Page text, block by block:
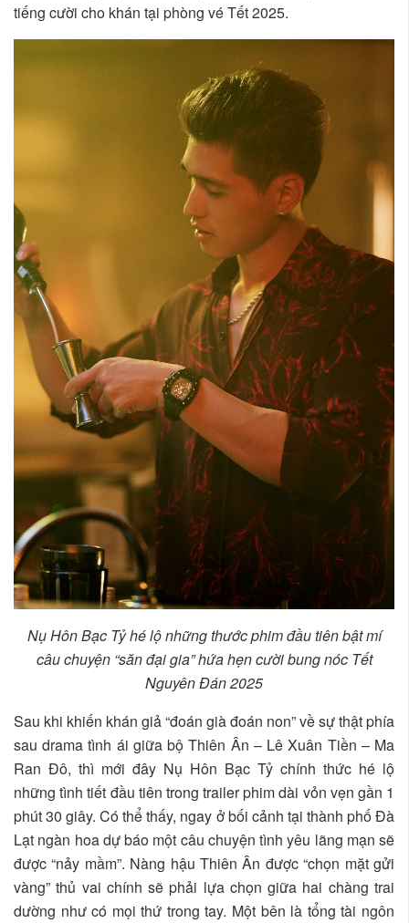
tiếng cười cho khán tại phòng vé Tết 2025.
Nụ Hôn Bạc Tỷ hé lộ những thước phim đầu tiên bật mí
câu chuyện “săn đại gia” hứa hẹn cười bung nóc Tết
Nguyên Đán 2025
Sau khi khiến khán giả “đoán già đoán non” về sự thật phía
sau drama tình ái giữa bộ Thiên Ân – Lê Xuân Tiền – Ma
Ran Đô, thì mới đây Nụ Hôn Bạc Tỷ chính thức hé lộ
những tình tiết đầu tiên trong trailer phim dài vỏn vẹn gần 1
phút 30 giây. Có thể thấy, ngay ở bối cảnh tại thành phố Đà
Lạt ngàn hoa dự báo một câu chuyện tình yêu lãng mạn sẽ
được “nảy mầm”. Nàng hậu Thiên Ân được “chọn mặt gửi
vàng” thủ vai chính sẽ phải lựa chọn giữa hai chàng trai
dường như có mọi thứ trong tay. Một bên là tổng tài ngôn